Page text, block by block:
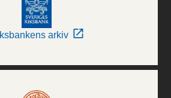
arkiv